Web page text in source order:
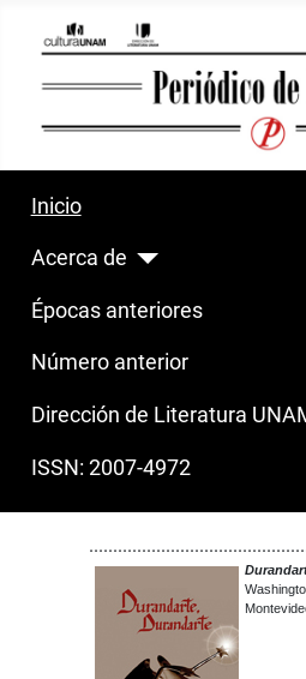
Inicio
Acerca de
Épocas anteriores
Número anterior
Dirección de Literatura
ISSN: 2007-4972